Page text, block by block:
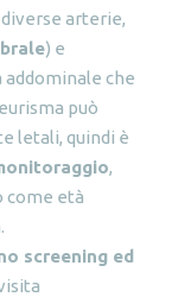
arterie,
) e
addominale che
può
letali, quindi è
,
come età
screening ed